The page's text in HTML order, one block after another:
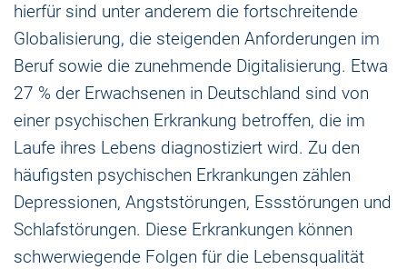
hierfür sind unter anderem die fortschreitende
Globalisierung, die steigenden Anforderungen im
Beruf sowie die zunehmende Digitalisierung. Etwa
27 % der Erwachsenen in Deutschland sind von
einer psychischen Erkrankung betroffen, die im
Laufe ihres Lebens diagnostiziert wird. Zu den
häufigsten psychischen Erkrankungen zählen
Depressionen, Angststörungen, Essstörungen und
Schlafstörungen. Diese Erkrankungen können
schwerwiegende Folgen für die Lebensqualität